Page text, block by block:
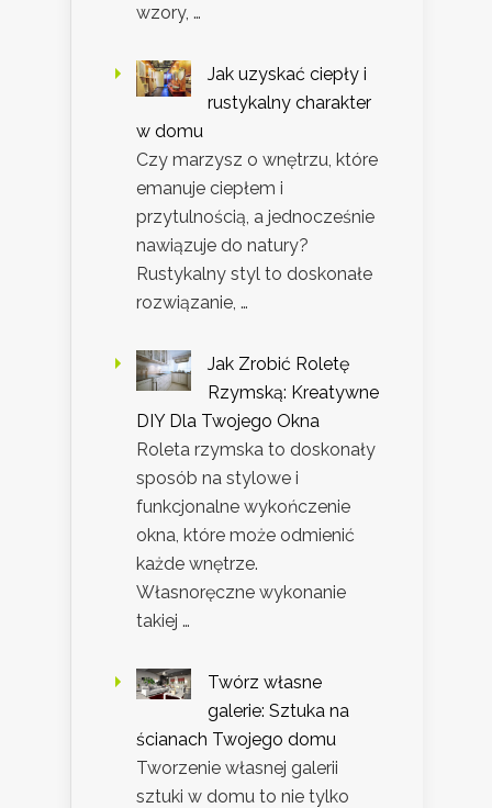
wzory, …
Jak uzyskać ciepły i
rustykalny charakter
w domu
Czy marzysz o wnętrzu, które
emanuje ciepłem i
przytulnością, a jednocześnie
nawiązuje do natury?
Rustykalny styl to doskonałe
rozwiązanie, …
Jak Zrobić Roletę
Rzymską: Kreatywne
DIY Dla Twojego Okna
Roleta rzymska to doskonały
sposób na stylowe i
funkcjonalne wykończenie
okna, które może odmienić
każde wnętrze.
Własnoręczne wykonanie
takiej …
Twórz własne
galerie: Sztuka na
ścianach Twojego domu
Tworzenie własnej galerii
sztuki w domu to nie tylko